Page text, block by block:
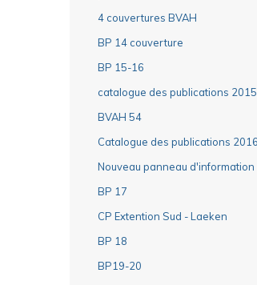
4 couvertures BVAH
BP 14 couverture
BP 15-16
catalogue des publications 2015
BVAH 54
Catalogue des publications 2016
Nouveau panneau d'information
BP 17
CP Extention Sud - Laeken
BP 18
BP19-20